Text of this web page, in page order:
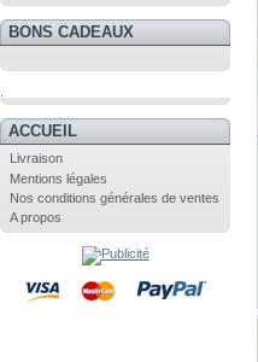
BONS CADEAUX
ACCUEIL
Livraison
Mentions légales
Nos conditions générales de ventes
A propos